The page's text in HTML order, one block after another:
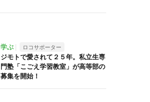
学ぶ ロコサポーター
ジモトで愛されて２５年。私立生専
門塾「こごえ学習教室」が高等部の
募集を開始！